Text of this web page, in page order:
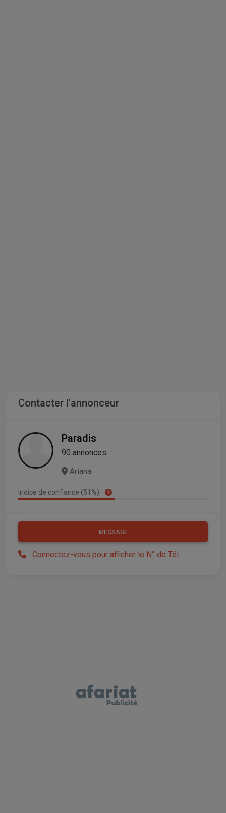
Contacter l'annonceur
Paradis
90 annonces
Ariana
Indice de confiance (51%)
MESSAGE
Connectez-vous pour afficher le N° de Tél.